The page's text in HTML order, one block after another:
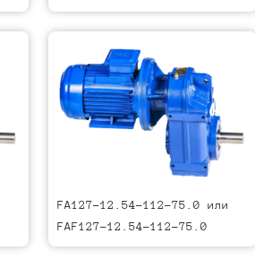
FA127-12.54-112-75.0 или
FAF127-12.54-112-75.0